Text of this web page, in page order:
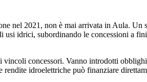
nel 2021, non è mai arrivata in Aula. Un
usi idrici, subordinando le concessioni a
vincoli concessori. Vanno introdotti
rendite idroelettriche può finanziare